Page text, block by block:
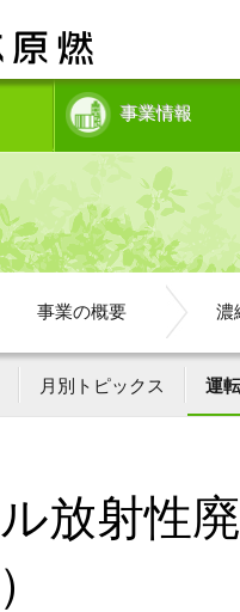
事業情報
事業の概要 濃
月別トピックス 運
放射性